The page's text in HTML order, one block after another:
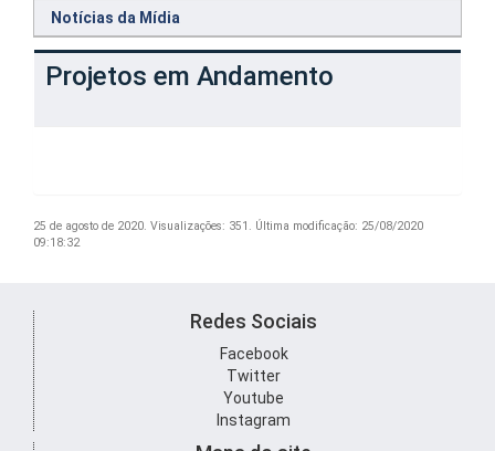
Notícias da Mídia
Projetos em Andamento
25 de agosto de 2020. Visualizações: 351. Última modificação: 25/08/2020
09:18:32
Redes Sociais
Facebook
Twitter
Youtube
Instagram